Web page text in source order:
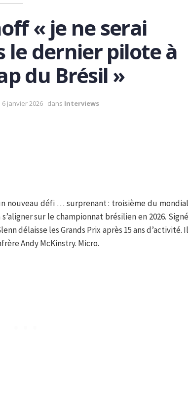
« je ne serai
le dernier pilote à
du Brésil »
6 janvier 2026 dans Interviews
nouveau défi … surprenant : troisième du mondial
sur le championnat brésilien en 2026. Signé
délaisse les Grands Prix après 15 ans d’activité. Il
Andy McKinstry. Micro.